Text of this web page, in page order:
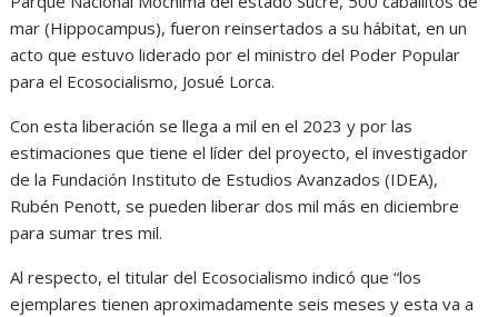
mar (Hippocampus), fueron reinsertados a su hábitat, en un
acto que estuvo liderado por el ministro del Poder Popular
para el Ecosocialismo, Josué Lorca.
Con esta liberación se llega a mil en el 2023 y por las
estimaciones que tiene el líder del proyecto, el investigador
de la Fundación Instituto de Estudios Avanzados (IDEA),
Rubén Penott, se pueden liberar dos mil más en diciembre
para sumar tres mil.
Al respecto, el titular del Ecosocialismo indicó que “los
ejemplares tienen aproximadamente seis meses y esta va a